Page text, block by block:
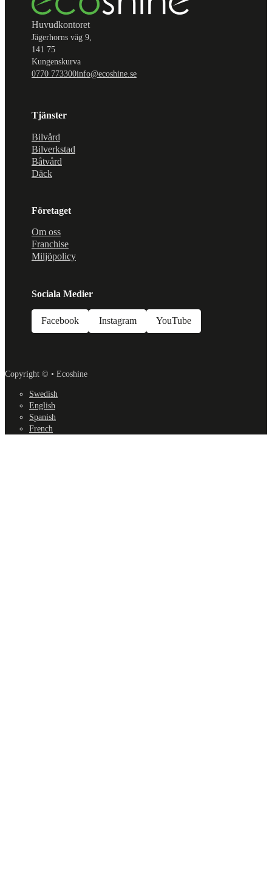
Huvudkontoret
Jägerhorns väg 9,
141 75
Kungenskurva
0770 773300info@ecoshine.se
Tjänster
Bilvård
Bilverkstad
Båtvård
Däck
Företaget
Om oss
Franchise
Miljöpolicy
Sociala Medier
Facebook Instagram YouTube
Copyright © • Ecoshine
Swedish
English
Spanish
French